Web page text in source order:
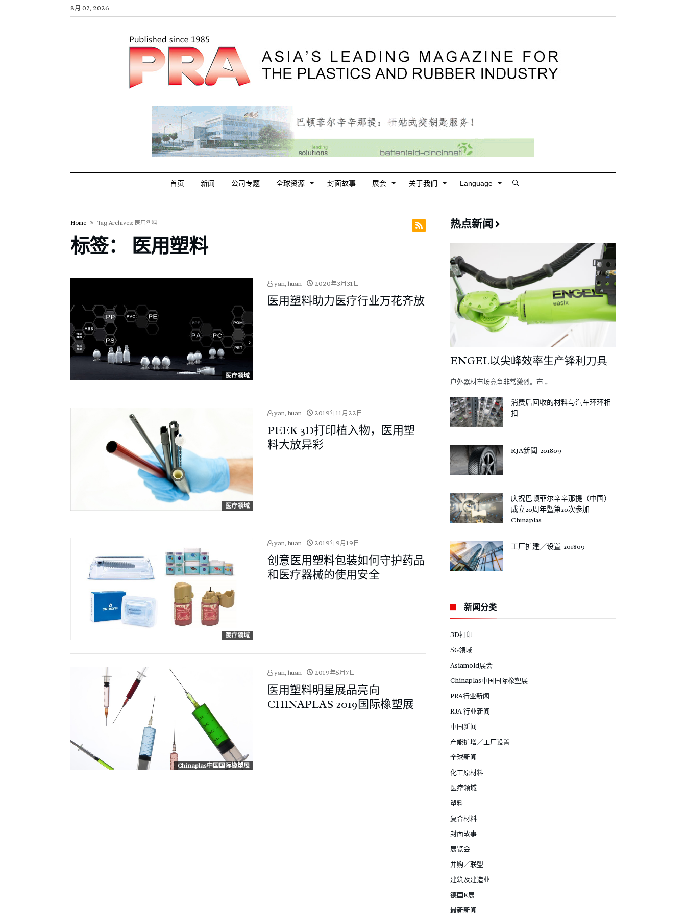
8月 07, 2026
首页 新闻 公司专题 全球资源 封面故事 展会 关于我们 Language
Home Tag Archives: 医用塑料
标签： 医用塑料
医疗领域
yan, huan 2020年3月31日
医用塑料助力医疗行业万花齐放
医疗领域
yan, huan 2019年11月22日
PEEK 3D打印植入物，医用塑
料大放异彩
医疗领域
yan, huan 2019年9月19日
创意医用塑料包装如何守护药品
和医疗器械的使用安全
Chinaplas中国国际橡塑展
yan, huan 2019年5月7日
医用塑料明星展品亮向
CHINAPLAS 2019国际橡塑展
热点新闻
ENGEL以尖峰效率生产锋利刀具
户外器材市场竞争非常激烈。市 …
消费后回收的材料与汽车环环相
扣
RJA新聞-201809
庆祝巴顿菲尔辛辛那提（中国）
成立20周年暨第20次参加
Chinaplas
工厂扩建／设置-201809
新闻分类
3D打印
5G领域
Asiamold展会
Chinaplas中国国际橡塑展
PRA行业新闻
RJA 行业新闻
中国新闻
产能扩增／工厂设置
全球新闻
化工原材料
医疗领域
塑料
复合材料
封面故事
展览会
并购／联盟
建筑及建造业
德国K展
最新新闻